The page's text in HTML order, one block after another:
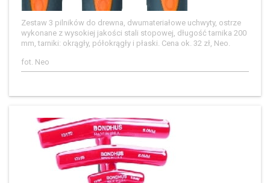
Zestaw 3 pilników do drewna, dwumateriałowe uchwyty, ostrze
wykonane z wysokiej jakości stali stopowej, długość tarnika 200
mm, tarniki: okrągły, półokrągły i płaski. Cena ok. 32 zł, Neo.
fot. Neo